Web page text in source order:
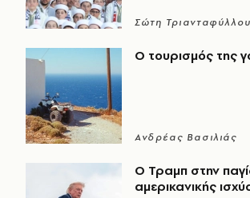
Σώτη Τριανταφύλλου
Ο τουρισμός της
Ανδρέας Βασιλιάς
Ο Τραμπ στην
αμερικανικής